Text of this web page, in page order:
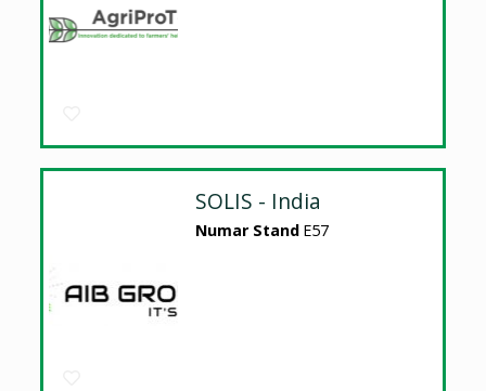
SOLIS - India
Numar Stand E57